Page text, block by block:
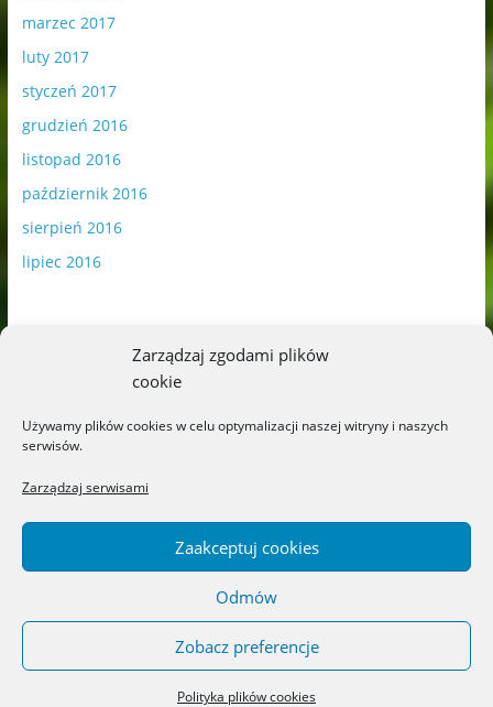
Zarządzaj zgodami plików
cookie
Używamy plików cookies w celu optymalizacji naszej witryny i naszych
serwisów.
Zarządzaj serwisami
Zaakceptuj cookies
Odmów
Zobacz preferencje
Polityka plików cookies
marzec 2017
luty 2017
styczeń 2017
grudzień 2016
listopad 2016
październik 2016
sierpień 2016
lipiec 2016
Blog o książkach dla dzieci i młodzieży –
recenzje i rekomendacje. All rights reserved.
Theme: ColorMag byThemeGrill. Powered by